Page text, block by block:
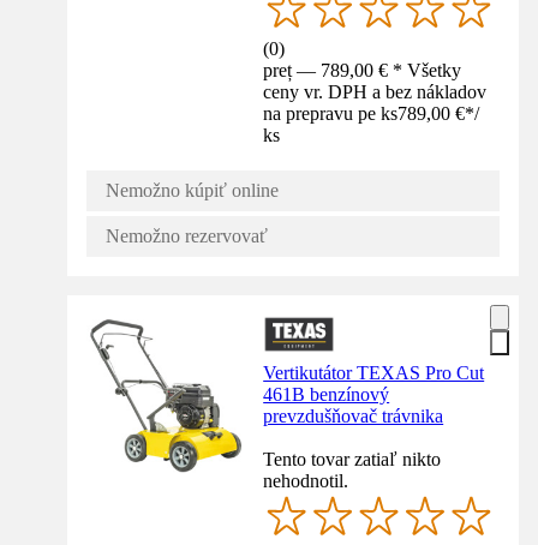
(0)
preț — 789,00 € * Všetky
ceny vr. DPH a bez nákladov
na prepravu pe ks789,00 €*/
ks
Nemožno kúpiť online
Nemožno rezervovať
Vertikutátor TEXAS Pro Cut
461B benzínový
prevzdušňovač trávnika
Tento tovar zatiaľ nikto
nehodnotil.